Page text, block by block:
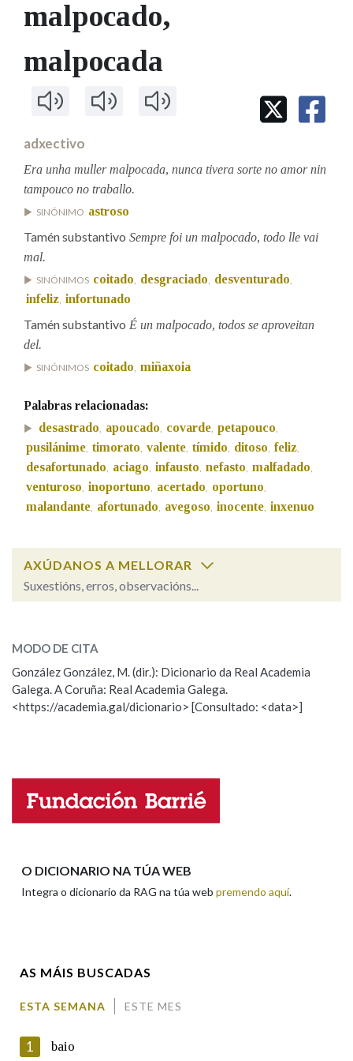
MARCIAL DEL ADALID
FIGURAS HOMENAXEADAS
60 ANOS DLG
PRIMAVERA DAS LETRAS
PORTAL DAS PALABRAS
Facebook
TwitterYoutubeInstagram
Bluesky
BUSCAR NOS LEMAS
Comeza por
Remata por
Contén
BUSCAR NO CONTIDO
Nas definicións
Nos exemplos
Na fraseoloxía
OUTRAS OPCIÓNS DE BUSCA
Marcas gramaticais
Pertence a
malpocado,
malpocada
adxectivo
Era unha muller malpocada, nunca tivera sorte no amor nin
tampouco no traballo.
SINÓNIMO astroso
Tamén substantivo Sempre foi un malpocado, todo lle vai
mal.
SINÓNIMOS coitado, desgraciado, desventurado,
infeliz, infortunado
Tamén substantivo É un malpocado, todos se aproveitan
del.
SINÓNIMOS coitado, miñaxoia
Palabras relacionadas:
desastrado, apoucado, covarde, petapouco,
pusilánime, timorato, valente, tímido, ditoso, feliz,
desafortunado, aciago, infausto, nefasto, malfadado,
venturoso, inoportuno, acertado, oportuno,
malandante, afortunado, avegoso, inocente, inxenuo
AXÚDANOS A MELLORAR
Suxestións, erros, observacións...
ESCOLLE UNHA OPCIÓN:
Observación Hai un erro na palabra
Propoño mellorar a definición
Nome
MODO DE CITA
González González, M. (dir.): Dicionario da Real Academia
Galega. A Coruña: Real Academia Galega.
<https://academia.gal/dicionario> [Consultado: <data>]
O DICIONARIO NA TÚA WEB
Integra o dicionario da RAG na túa web premendo aquí.
AS MÁIS BUSCADAS
ESTA SEMANA ESTE MES
1 baio